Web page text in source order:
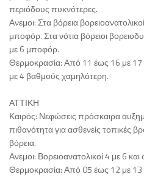
περιόδους πυκνότερες.
Ανεμοι: Στα βόρεια
μποφόρ. Στα νότια βόρειοι
με 6 μποφόρ.
Θερμοκρασία: Από 11 έως 16 με 17
με 4 βαθμούς χαμηλότερη.
ΑΤΤΙΚΗ
Καιρός: Νεφώσεις πρόσκαιρα
πιθανότητα για ασθενείς τοπικές
βόρεια.
Ανεμοι: Βορειοανατολικοί 4 με 6
Θερμοκρασία: Από 05 έως 12 με 13